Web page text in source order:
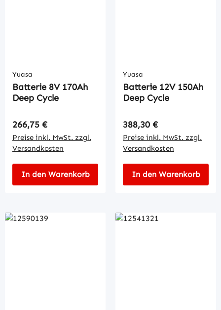
Yuasa
Batterie 8V 170Ah
Deep Cycle
Regulärer Preis:
266,75 €
Preise inkl. MwSt. zzgl.
Versandkosten
In den Warenkorb
Yuasa
Batterie 12V 150Ah
Deep Cycle
Regulärer Preis:
388,30 €
Preise inkl. MwSt. zzgl.
Versandkosten
In den Warenkorb